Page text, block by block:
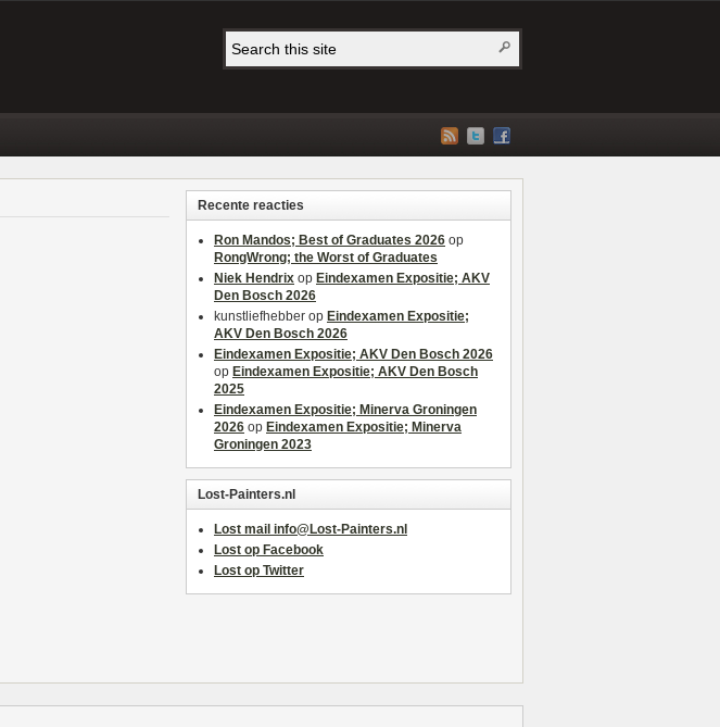
Recente reacties
Ron Mandos; Best of Graduates 2026 op
RongWrong; the Worst of Graduates
Niek Hendrix op Eindexamen Expositie; AKV
Den Bosch 2026
kunstliefhebber op Eindexamen Expositie;
AKV Den Bosch 2026
Eindexamen Expositie; AKV Den Bosch 2026
op Eindexamen Expositie; AKV Den Bosch
2025
Eindexamen Expositie; Minerva Groningen
2026 op Eindexamen Expositie; Minerva
Groningen 2023
Lost-Painters.nl
Lost mail info@Lost-Painters.nl
Lost op Facebook
Lost op Twitter